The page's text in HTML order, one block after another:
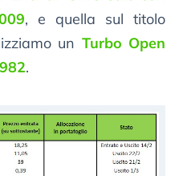
, e quella sul titolo
un Turbo Open
.